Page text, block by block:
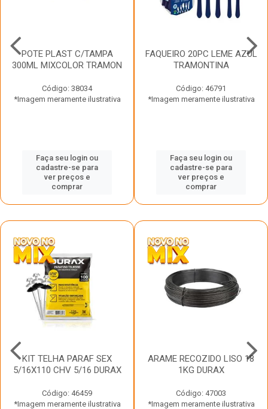
POTE PLAST C/TAMPA
300ML MIXCOLOR TRAMON
Código: 38034
*Imagem meramente ilustrativa
Faça seu login ou
cadastre-se para
ver preços e
comprar
FAQUEIRO 20PC LEME AZUL
TRAMONTINA
Código: 46791
*Imagem meramente ilustrativa
Faça seu login ou
cadastre-se para
ver preços e
comprar
KIT TELHA PARAF SEX
5/16X110 CHV 5/16 DURAX
Código: 46459
*Imagem meramente ilustrativa
ARAME RECOZIDO LISO 18
1KG DURAX
Código: 47003
*Imagem meramente ilustrativa